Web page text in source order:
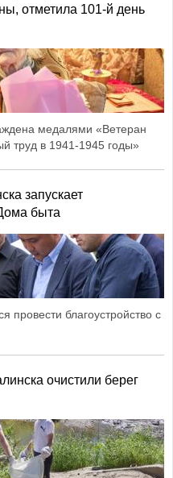
отметила 101-й день
медалями «Ветеран
труд в 1941-1945 годы»
запускает
быта
провести благоустройство с
очистили берег